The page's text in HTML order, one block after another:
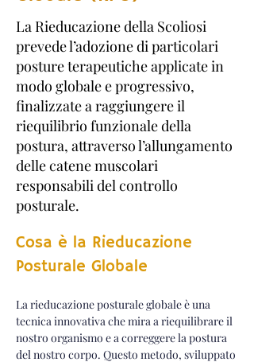
La Rieducazione della Scoliosi
prevede l’adozione di particolari
posture terapeutiche applicate in
modo globale e progressivo,
finalizzate a raggiungere il
riequilibrio funzionale della
postura, attraverso l’allungamento
delle catene muscolari
responsabili del controllo
posturale.
Cosa è la Rieducazione
Posturale Globale
La rieducazione posturale globale è una
tecnica innovativa che mira a riequilibrare il
nostro organismo e a correggere la postura
del nostro corpo. Questo metodo, sviluppato